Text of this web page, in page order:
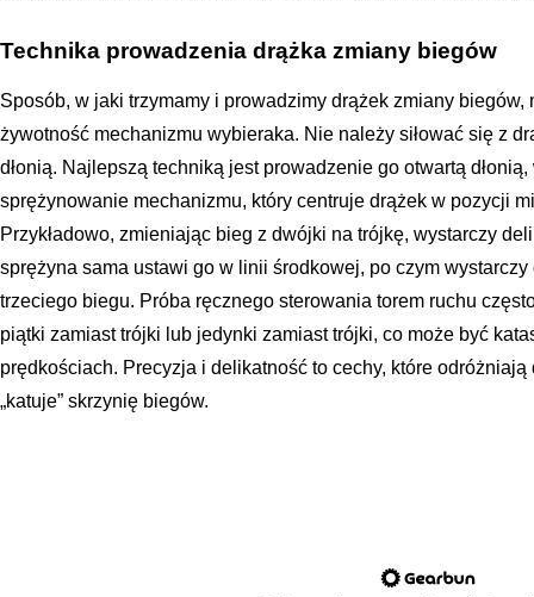
Technika prowadzenia drążka zmiany biegów
Sposób, w jaki trzymamy i prowadzimy drążek zmiany biegów,
żywotność mechanizmu wybieraka. Nie należy siłować się z
dłonią. Najlepszą techniką jest prowadzenie go otwartą
sprężynowanie mechanizmu, który centruje drążek w pozycji
Przykładowo, zmieniając bieg z dwójki na trójkę, wystarczy
sprężyna sama ustawi go w linii środkowej, po czym
trzeciego biegu. Próba ręcznego sterowania torem ruchu
piątki zamiast trójki lub jedynki zamiast trójki, co może być
prędkościach. Precyzja i delikatność to cechy, które
„katuje” skrzynię biegów.